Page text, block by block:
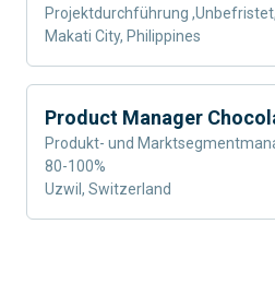
Projektdurchführung ,
Makati City, Philippines
Unbefristet,
Product Manager
Produkt- und
Uzwil, Switzerland
80-100%